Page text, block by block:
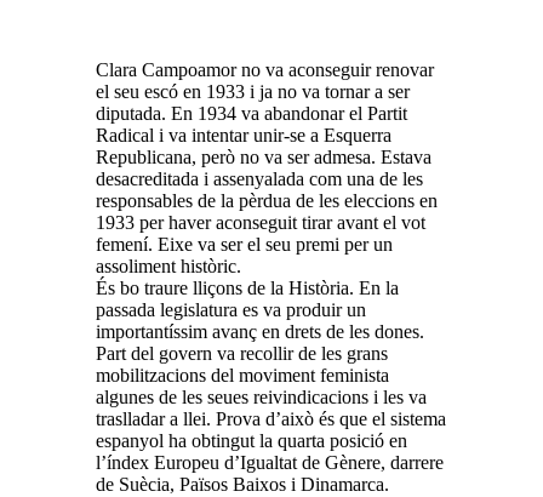
Clara Campoamor no va aconseguir renovar
el seu escó en 1933 i ja no va tornar a ser
diputada. En 1934 va abandonar el Partit
Radical i va intentar unir-se a Esquerra
Republicana, però no va ser admesa. Estava
desacreditada i assenyalada com una de les
responsables de la pèrdua de les eleccions en
1933 per haver aconseguit tirar avant el vot
femení. Eixe va ser el seu premi per un
assoliment històric.
És bo traure lliçons de la Història. En la
passada legislatura es va produir un
importantíssim avanç en drets de les dones.
Part del govern va recollir de les grans
mobilitzacions del moviment feminista
algunes de les seues reivindicacions i les va
traslladar a llei. Prova d’això és que el sistema
espanyol ha obtingut la quarta posició en
l’índex Europeu d’Igualtat de Gènere, darrere
de Suècia, Països Baixos i Dinamarca.